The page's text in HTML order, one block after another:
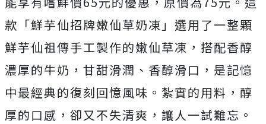
款「鮮芋仙招牌嫩仙草奶凍」選用了一整顆
鮮芋仙祖傳手工製作的嫩仙草凍，搭配香醇
濃厚的牛奶，甘甜滑潤、香醇滑口，是記憶
中最經典的復刻回憶風味。紮實的用料，醇
厚的口感，卻又不失清爽，讓人一試難忘。